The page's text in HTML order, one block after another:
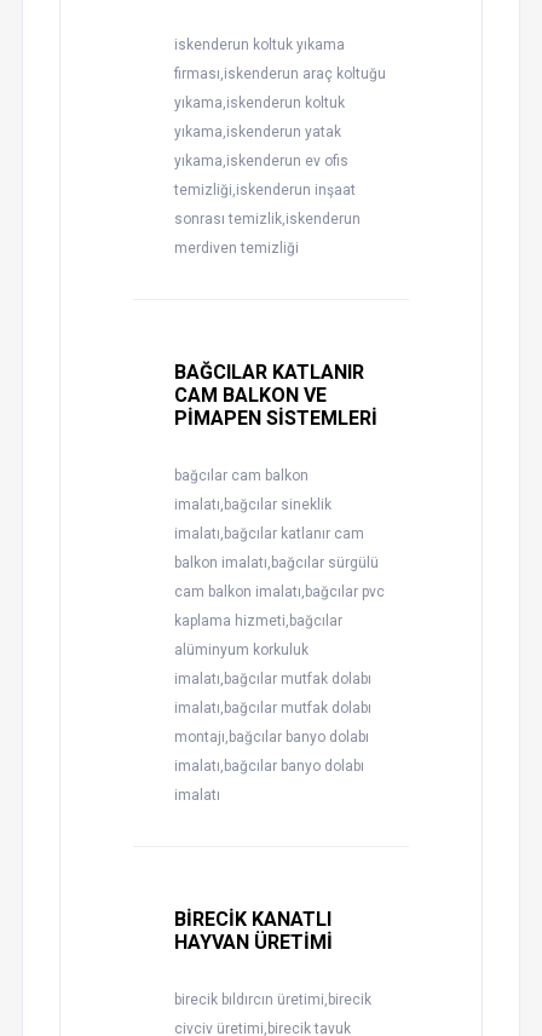
iskenderun koltuk yıkama
firması,iskenderun araç koltuğu
yıkama,iskenderun koltuk
yıkama,iskenderun yatak
yıkama,iskenderun ev ofis
temizliği,iskenderun inşaat
sonrası temizlik,iskenderun
merdiven temizliği
BAĞCILAR KATLANIR
CAM BALKON VE
PİMAPEN SİSTEMLERİ
bağcılar cam balkon
imalatı,bağcılar sineklik
imalatı,bağcılar katlanır cam
balkon imalatı,bağcılar sürgülü
cam balkon imalatı,bağcılar pvc
kaplama hizmeti,bağcılar
alüminyum korkuluk
imalatı,bağcılar mutfak dolabı
imalatı,bağcılar mutfak dolabı
montajı,bağcılar banyo dolabı
imalatı,bağcılar banyo dolabı
imalatı
BİRECİK KANATLI
HAYVAN ÜRETİMİ
birecik bıldırcın üretimi,birecik
civciv üretimi,birecik tavuk